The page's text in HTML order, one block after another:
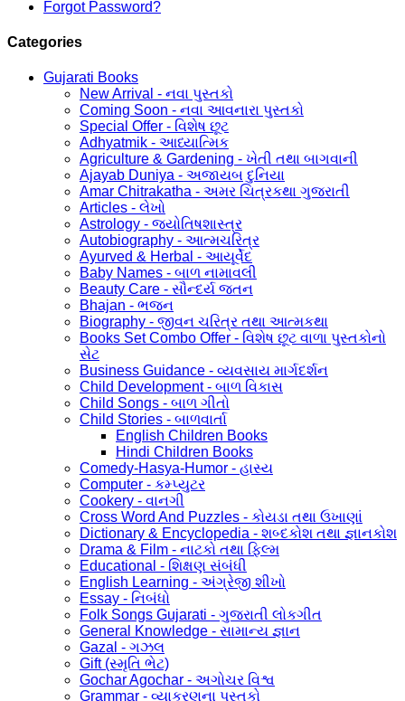
Forgot Password?
Categories
Gujarati Books
New Arrival - નવા પુસ્તકો
Coming Soon - નવા આવનારા પુસ્તકો
Special Offer - વિશેષ છૂટ
Adhyatmik - આધ્યાત્મિક
Agriculture & Gardening - ખેતી તથા બાગવાની
Ajayab Duniya - અજાયબ દુનિયા
Amar Chitrakatha - અમર ચિત્રકથા ગુજરાતી
Articles - લેખો
Astrology - જ્યોતિષશાસ્ત્ર
Autobiography - આત્મચરિત્ર
Ayurved & Herbal - આયૂર્વેદ
Baby Names - બાળ નામાવલી
Beauty Care - સૌન્દર્ય જતન
Bhajan - ભજન
Biography - જીવન ચરિત્ર તથા આત્મકથા
Books Set Combo Offer - વિશેષ છૂટ વાળા પુસ્તકોનો
સેટ
Business Guidance - વ્યવસાય માર્ગદર્શન
Child Development - બાળ વિકાસ
Child Songs - બાળ ગીતો
Child Stories - બાળવાર્તા
English Children Books
Hindi Children Books
Comedy-Hasya-Humor - હાસ્ય
Computer - કમ્પ્યુટર
Cookery - વાનગી
Cross Word And Puzzles - કોયડા તથા ઉખાણાં
Dictionary & Encyclopedia - શબ્દકોશ તથા જ્ઞાનકોશ
Drama & Film - નાટકો તથા ફિલ્મ
Educational - શિક્ષણ સંબંધી
English Learning - અંગ્રેજી શીખો
Essay - નિબંધો
Folk Songs Gujarati - ગુજરાતી લોકગીત
General Knowledge - સામાન્ય જ્ઞાન
Gazal - ગઝલ
Gift (સ્મૃતિ ભેટ)
Gochar Agochar - અગોચર વિશ્વ
Grammar - વ્યાકરણના પુસ્તકો